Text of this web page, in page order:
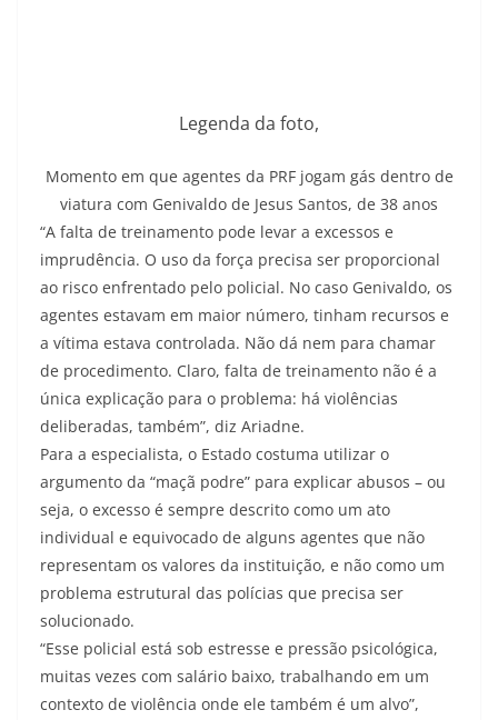
Legenda da foto,
Momento em que agentes da PRF jogam gás dentro de
viatura com Genivaldo de Jesus Santos, de 38 anos
“A falta de treinamento pode levar a excessos e
imprudência. O uso da força precisa ser proporcional
ao risco enfrentado pelo policial. No caso Genivaldo, os
agentes estavam em maior número, tinham recursos e
a vítima estava controlada. Não dá nem para chamar
de procedimento. Claro, falta de treinamento não é a
única explicação para o problema: há violências
deliberadas, também”, diz Ariadne.
Para a especialista, o Estado costuma utilizar o
argumento da “maçã podre” para explicar abusos – ou
seja, o excesso é sempre descrito como um ato
individual e equivocado de alguns agentes que não
representam os valores da instituição, e não como um
problema estrutural das polícias que precisa ser
solucionado.
“Esse policial está sob estresse e pressão psicológica,
muitas vezes com salário baixo, trabalhando em um
contexto de violência onde ele também é um alvo”,